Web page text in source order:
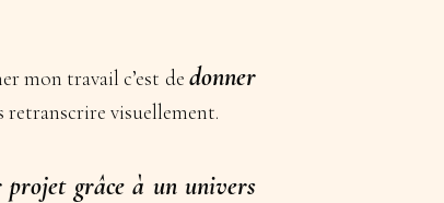
mon travail c’est dedonner
retranscrire visuellement.
projet grâce à un univers